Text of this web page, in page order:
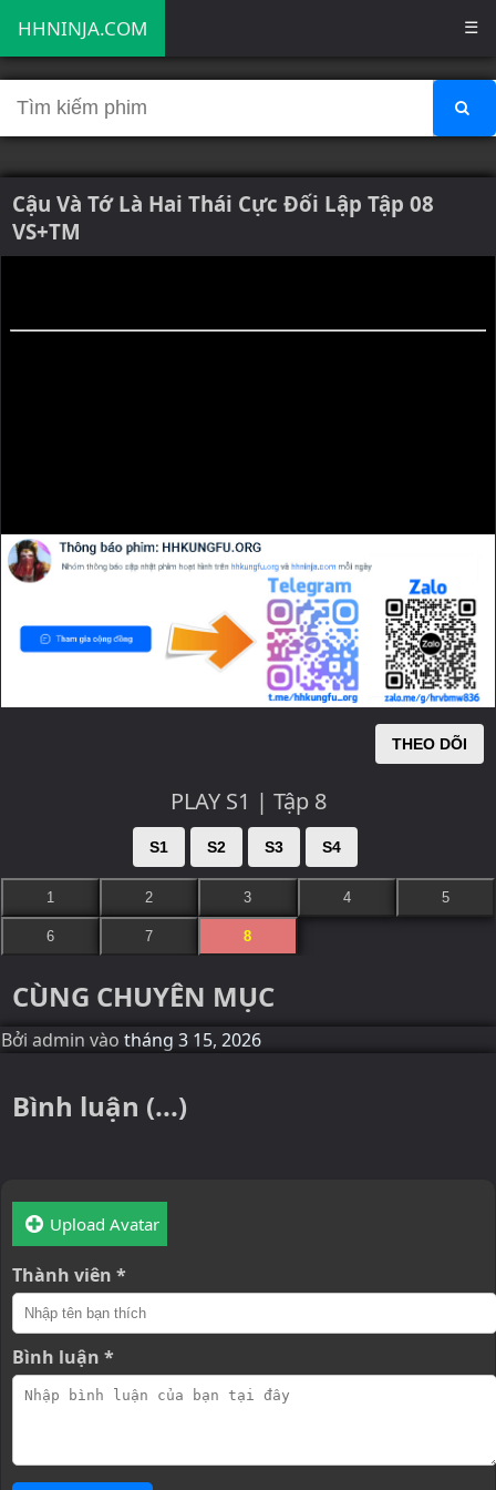
HHNINJA.COM ☰
Cậu Và Tớ Là Hai Thái Cực Đối Lập Tập 08
VS+TM
THEO DÕI
PLAY S1 | Tập 8
S1 S2 S3 S4
1 2 3 4 5
6 7 8
CÙNG CHUYÊN MỤC
Bởi admin vào tháng 3 15, 2026
Bình luận (...)
Upload Avatar
Thành viên *
Bình luận *